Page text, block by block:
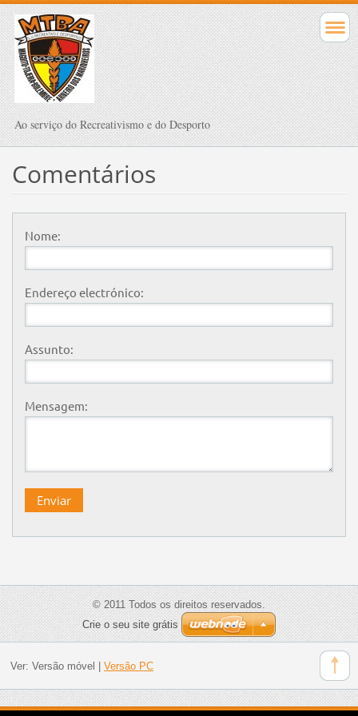
Ao serviço do Recreativismo e do Desporto
Comentários
Nome:
Endereço electrónico:
Assunto:
Mensagem:
© 2011 Todos os direitos reservados.
Crie o seu site grátis
Ver: Versão móvel Versão PC